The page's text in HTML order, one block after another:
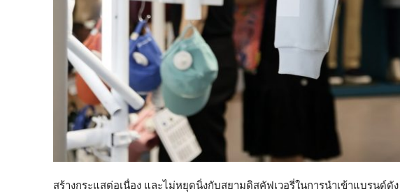
สร้างกระแสต่อเนื่อง และไม่หยุดนิ่งกับสยามดิสคัฟเวอรี่ในการนำเข้าแบรนด์ดั